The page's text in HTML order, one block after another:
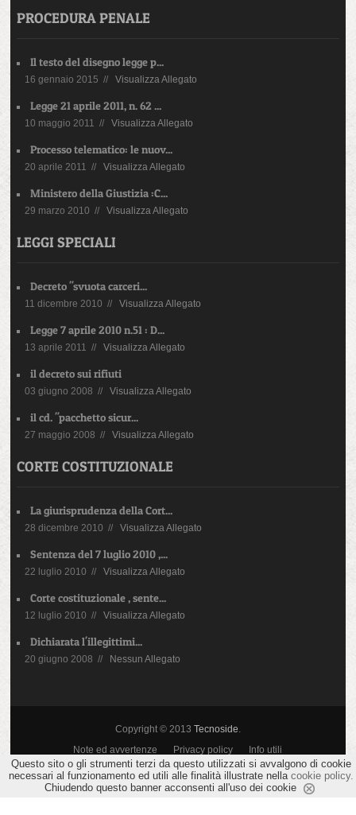
PROCEDURA PENALE
Il testo del disegno legge p...
16 gennaio 2015 // Visualizza Allegato
Legge 21 aprile 2011, n. 62 ...
10 maggio 2011 // Visualizza Allegato
Processo telematico: le nuov...
20 aprile 2011 // Visualizza Allegato
Ministero della Giustizia :C...
29 marzo 2010 // Visualizza Allegato
LEGGI SPECIALI
Decreto "svuota carceri...
11 dicembre 2010 // Visualizza Allegato
Legge 7 aprile 2010 n.51 : D...
13 aprile 2011 // Visualizza Allegato
il decreto sui rifiuti
03 giugno 2008 // Visualizza Allegato
il cd. "pacchetto sicur...
27 maggio 2008 // Visualizza Allegato
CORTE COSTITUZIONALE
La giurisprudenza della Cort...
28 dicembre 2010 // Visualizza Allegato
Sentenza del 7 luglio 2010 ,...
22 luglio 2010 // Visualizza Allegato
Corte costituzionale , sente...
12 luglio 2010 // Visualizza Allegato
Dichiarata l'illegittimi...
20 giugno 2008 // Nessun Allegato
Copyright © 2013 Tecnoside
Note ed avvertenze
Privacy policy Info utili
Questo sito o gli strumenti terzi da questo utilizzati si avvalgono di cookie
necessari al funzionamento ed utili alle finalità illustrate nella cookie policy.
Chiudendo questo banner acconsenti all'uso dei cookie